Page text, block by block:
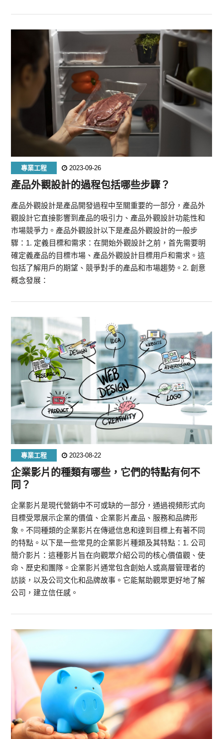
專業工程 2023-09-26
產品外觀設計的過程包括哪些步驟？
產品外觀設計是產品開發過程中至關重要的一部分，產品外
觀設計它直接影響到產品的吸引力、產品外觀設計功能性和
市場競爭力。產品外觀設計以下是產品外觀設計的一般步
驟：1. 定義目標和需求：在開始外觀設計之前，首先需要明
確定義產品的目標市場、產品外觀設計目標用戶和需求。這
包括了解用戶的期望、競爭對手的產品和市場趨勢。2. 創意
概念發展：
專業工程 2023-08-22
企業影片的種類有哪些，它們的特點有何不
同？
企業影片是現代營銷中不可或缺的一部分，通過視頻形式向
目標受眾展示企業的價值、企業影片產品、服務和品牌形
象。不同種類的企業影片在傳遞信息和達到目標上有著不同
的特點。以下是一些常見的企業影片種類及其特點：1. 公司
簡介影片：這種影片旨在向觀眾介紹公司的核心價值觀、使
命、歷史和團隊。企業影片通常包含創始人或高層管理者的
訪談，以及公司文化和品牌故事。它能幫助觀眾更好地了解
公司，建立信任感。